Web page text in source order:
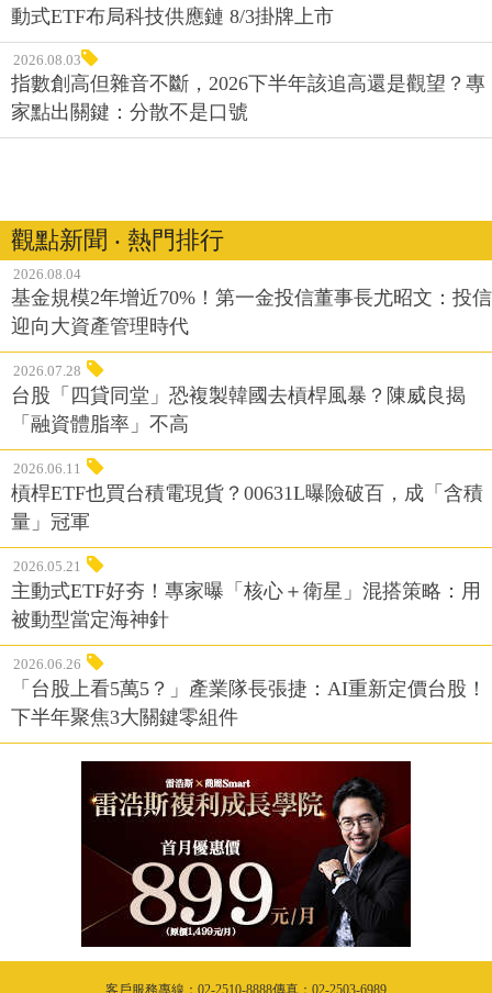
動式ETF布局科技供應鏈 8/3掛牌上市
2026.08.03
指數創高但雜音不斷，2026下半年該追高還是觀望？專
家點出關鍵：分散不是口號
觀點新聞 ‧ 熱門排行
2026.08.04
基金規模2年增近70%！第一金投信董事長尤昭文：投信
迎向大資產管理時代
2026.07.28
台股「四貸同堂」恐複製韓國去槓桿風暴？陳威良揭
「融資體脂率」不高
2026.06.11
槓桿ETF也買台積電現貨？00631L曝險破百，成「含積
量」冠軍
2026.05.21
主動式ETF好夯！專家曝「核心＋衛星」混搭策略：用
被動型當定海神針
2026.06.26
「台股上看5萬5？」產業隊長張捷：AI重新定價台股！
下半年聚焦3大關鍵零組件
客戶服務專線：02-2510-8888傳真：02-2503-6989